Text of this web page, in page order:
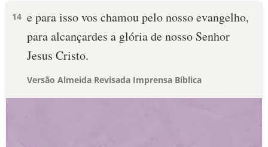
14 e para isso vos chamou pelo nosso evangelho,
para alcançardes a glória de nosso Senhor
Jesus Cristo.
Versão Almeida Revisada Imprensa Bíblica